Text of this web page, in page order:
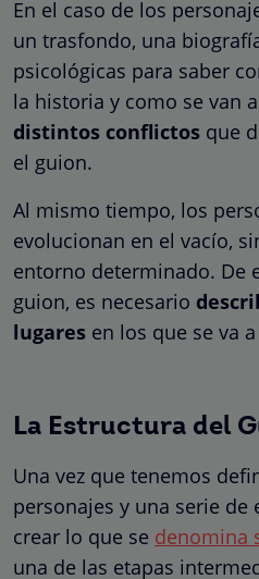
En el caso de los
un trasfondo, una
psicológicas para saber
la historia y como se van a
distintos conflictos que
el guion.
Al mismo tiempo, los
evolucionan en el vacío,
entorno determinado. De
guion, es necesario
lugares en los que se va
La Estructura del
Una vez que tenemos
personajes y una serie de
crear lo que se denomina
una de las etapas